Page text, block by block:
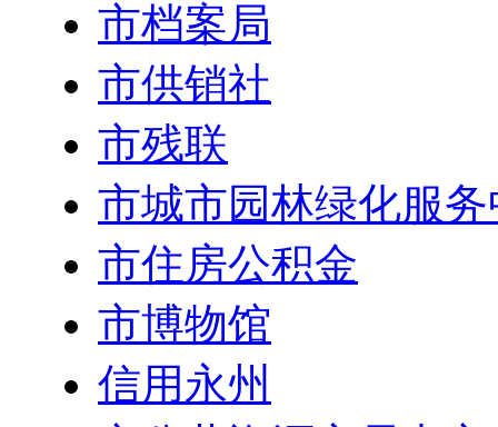
市档案局
市供销社
市残联
市城市园林绿化服
市住房公积金
市博物馆
信用永州